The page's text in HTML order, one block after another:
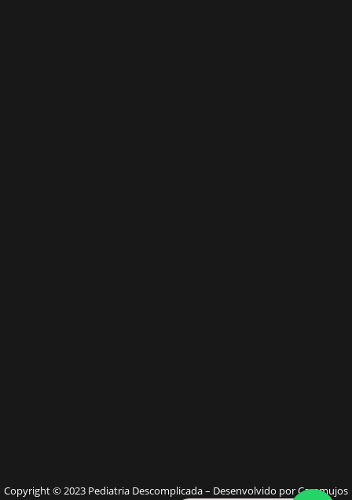
Copyright © 2023 Pediatria Descomplicada – Desenvolvido por Caramujos